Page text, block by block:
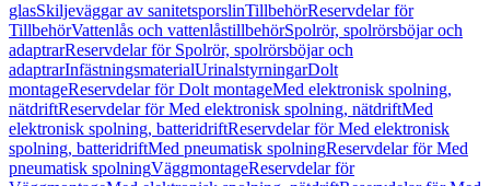
glasSkiljeväggar av sanitetsporslinTillbehörReservdelar för
TillbehörVattenlås och vattenlåstillbehörSpolrör, spolrörsböjar och
adaptrarReservdelar för Spolrör, spolrörsböjar och
adaptrarInfästningsmaterialUrinalstyrningarDolt
montageReservdelar för Dolt montageMed elektronisk spolning,
nätdriftReservdelar för Med elektronisk spolning, nätdriftMed
elektronisk spolning, batteridriftReservdelar för Med elektronisk
spolning, batteridriftMed pneumatisk spolningReservdelar för Med
pneumatisk spolningVäggmontageReservdelar för